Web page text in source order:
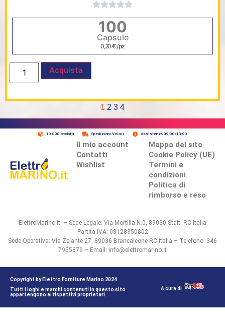
100
Capsule
0,20€/ pz
Acquista
1 2 3 4
10.000 prodotti Spedizioni Veloci Assistenza 09:00/18:00
Il mio account
Contatti
Wishlist
Mappa del sito
Cookie Policy (UE)
Termini e
condizioni
Politica di
rimborso e reso
ElettroMarino.it – Sede Legale: Via Mortilla N.0, 89030 Staiti RC Italia
Partita IVA: 03128350802
Sede Operativa: Via Zelante 27, 89036 Brancaleone RC Italia – Telefono: 346
7955879 – Email: info@elettromarino.it
Copyright by Elettro Forniture Marino 2024
Tutti i loghi e marchi contenuti in questo sito
appartengono ai rispettivi proprietari.
A cura di